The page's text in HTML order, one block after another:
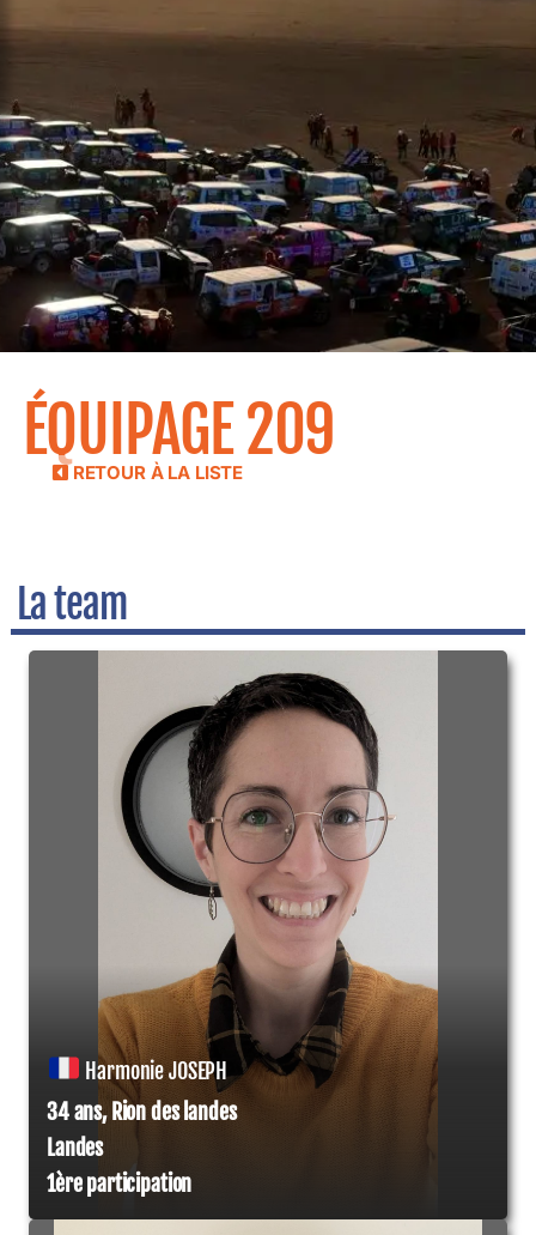
ÉQUIPAGE 209
RETOUR À LA LISTE
La team
Harmonie JOSEPH
34 ans, Rion des landes
Landes
1ère participation